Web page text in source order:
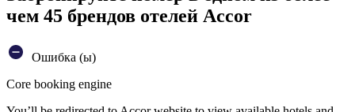
чем 45 брендов отелей Accor
Ошибка (ы)
Core booking engine